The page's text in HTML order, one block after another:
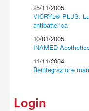
25/11/2005
VICRYL® PLUS:
antibatterica
10/01/2005
INAMED
11/11/2004
Reintegrazione
Login